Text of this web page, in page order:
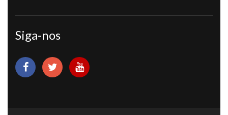
Siga-nos